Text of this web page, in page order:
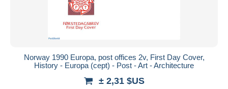
Norway 1990 Europa, post offices 2v, First Day Cover,
History - Europa (cept) - Post - Art - Architecture
± 2,31 $US